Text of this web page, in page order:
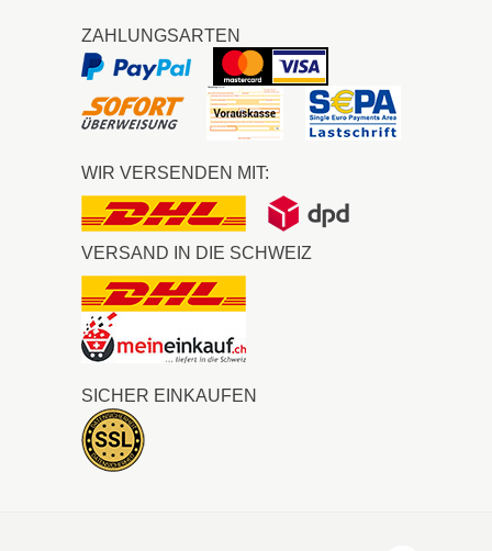
ZAHLUNGSARTEN
WIR VERSENDEN MIT:
VERSAND IN DIE SCHWEIZ
SICHER EINKAUFEN